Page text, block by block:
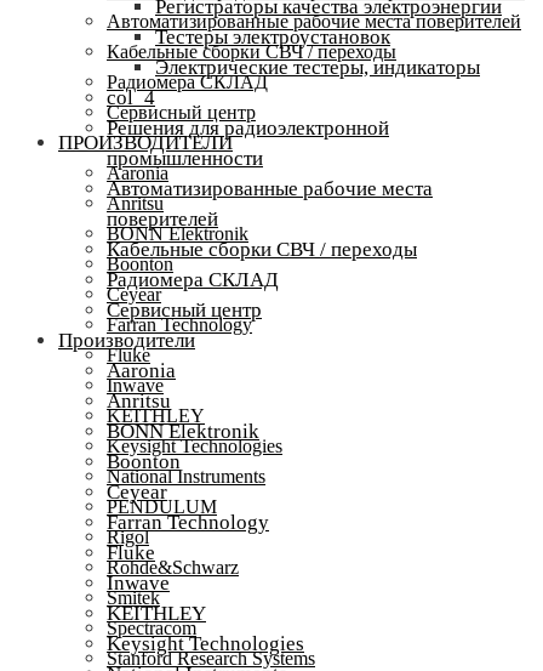
Автоматизированные рабочие места поверителей
Кабельные сборки СВЧ / переходы
Радиомера СКЛАД
Сервисный центр
ПРОИЗВОДИТЕЛИ
Aaronia
Anritsu
BONN Elektronik
Boonton
Ceyear
Farran Technology
Fluke
Inwave
KEITHLEY
Keysight Technologies
National Instruments
PENDULUM
Rigol
Rohde&Schwarz
Smitek
Spectracom
Stanford Research Systems
Регистраторы качества электроэнергии
Тестеры электроустановок
Электрические тестеры, индикаторы
col_4
Решения для радиоэлектронной
промышленности
Автоматизированные рабочие места
поверителей
Кабельные сборки СВЧ / переходы
Радиомера СКЛАД
Сервисный центр
Производители
Aaronia
Anritsu
BONN Elektronik
Boonton
Ceyear
Farran Technology
Fluke
Inwave
KEITHLEY
Keysight Technologies